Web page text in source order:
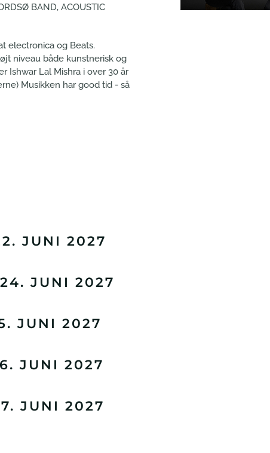
BAND, ACOUSTIC
electronica og Beats.
niveau både kunstnerisk og
Ishwar Lal Mishra i over 30 år
Musikken har good tid - så
JUNI 2027
JUNI 2027
JUNI 2027
JUNI 2027
JUNI 2027